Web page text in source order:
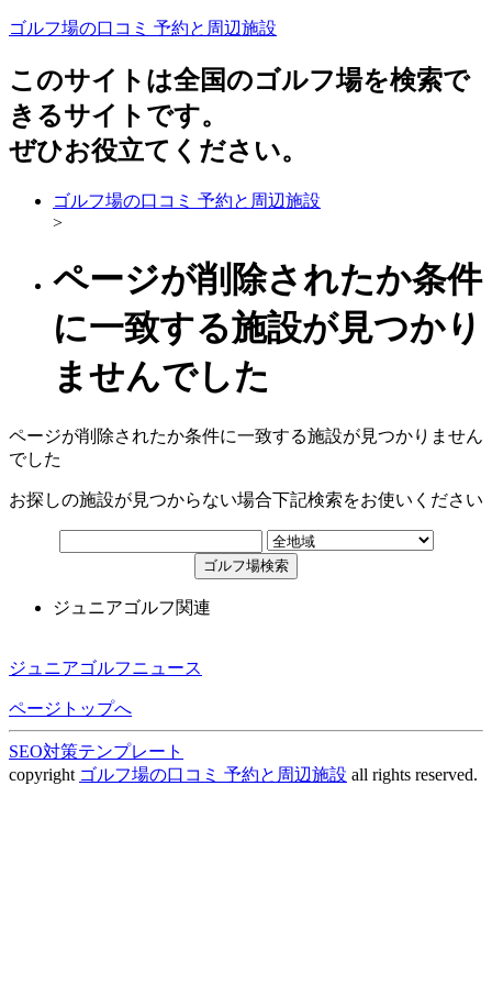
ゴルフ場の口コミ 予約と周辺施設
このサイトは全国のゴルフ場を検索で
きるサイトです。
ぜひお役立てください。
ゴルフ場の口コミ 予約と周辺施設
>
ページが削除されたか条件
に一致する施設が見つかり
ませんでした
ページが削除されたか条件に一致する施設が見つかりません
でした
お探しの施設が見つからない場合下記検索をお使いください
ジュニアゴルフ関連
ジュニアゴルフニュース
ページトップへ
SEO対策テンプレート
copyright ゴルフ場の口コミ 予約と周辺施設 all rights reserved.